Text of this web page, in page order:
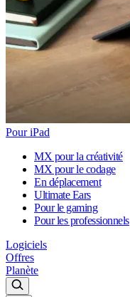
Pour iPad
MX pour la créativité
MX pour le codage
En déplacement
Ultimate Ears
Pour le gaming
Pour les professionnels
Logiciels
Offres
Planète